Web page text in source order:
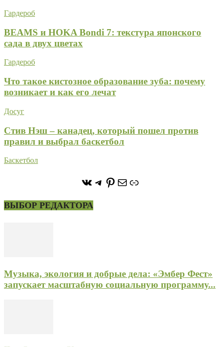
Гардероб
BEAMS и HOKA Bondi 7: текстура японского
сада в двух цветах
Гардероб
Что такое кистозное образование зуба: почему
возникает и как его лечат
Досуг
Стив Нэш – канадец, который пошел против
правил и выбрал баскетбол
Баскетбол
https://vk.com/
https://t.me/stoneforest
https://
ПочтаСсылка
ВЫБОР РЕДАКТОРА
Музыка, экология и добрые дела: «Эмбер Фест»
запускает масштабную социальную программу...